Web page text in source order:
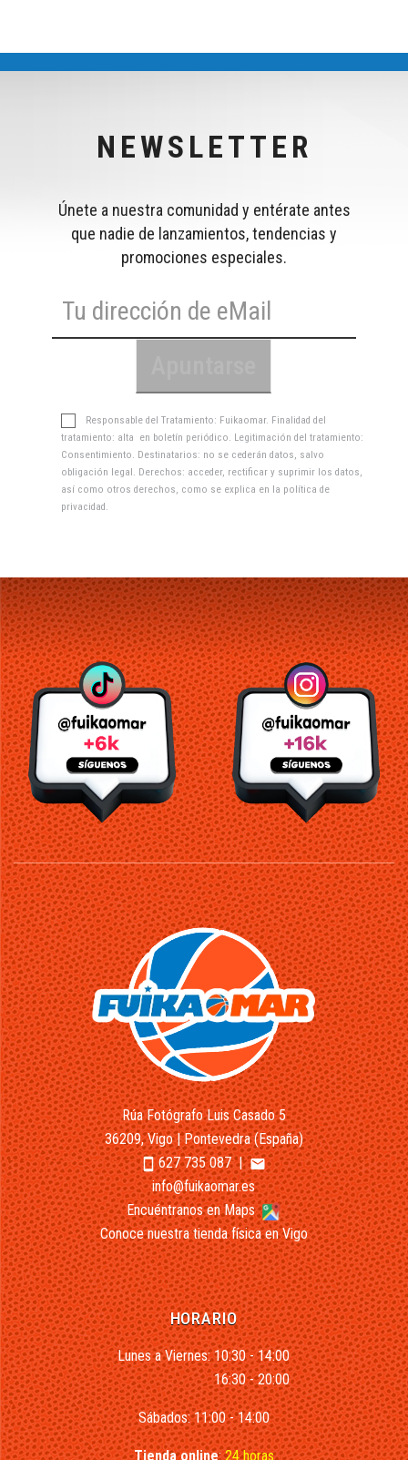
NEWSLETTER
Únete a nuestra comunidad y entérate antes
que nadie de lanzamientos, tendencias y
promociones especiales.
Responsable del Tratamiento: Fuikaomar. Finalidad del
tratamiento: alta en boletín periódico. Legitimación del tratamiento:
Consentimiento. Destinatarios: no se cederán datos, salvo
obligación legal. Derechos: acceder, rectificar y suprimir los datos,
así como otros derechos, como se explica en la política de
privacidad .
Rúa Fotógrafo Luis Casado 5
36209, Vigo | Pontevedra (España)
smartphone627 735 087|email
info@fuikaomar.es
Encuéntranos en Maps
Conoce nuestra tienda física en Vigo
HORARIO
Lunes a Viernes: 10:30 - 14:00
16:30 - 20:00
Sábados: 11:00 - 14:00
Tienda online:24 horas